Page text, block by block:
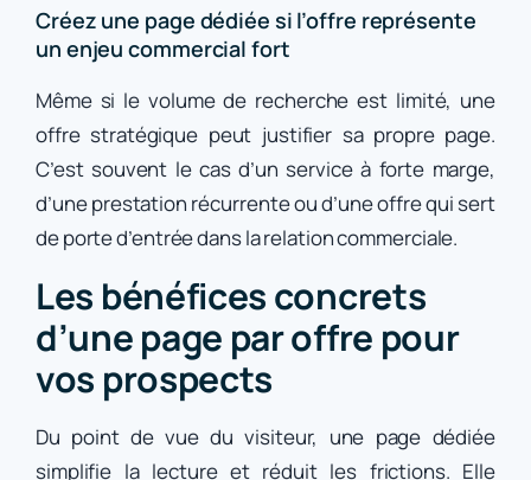
Créez une page dédiée si l’offre représente
un enjeu commercial fort
Même si le volume de recherche est limité, une
offre stratégique peut justifier sa propre page.
C’est souvent le cas d’un service à forte marge,
d’une prestation récurrente ou d’une offre qui sert
de porte d’entrée dans la relation commerciale.
Les bénéfices concrets
d’une page par offre pour
vos prospects
Du point de vue du visiteur, une page dédiée
simplifie la lecture et réduit les frictions. Elle